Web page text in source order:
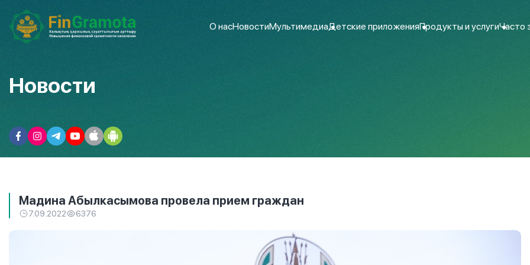
О насНовостиМультимедиаДетские приложенияПродукты и услугиЧасто
Новости
Мадина Абылкасымова провела прием граждан
7.09.2022 6376